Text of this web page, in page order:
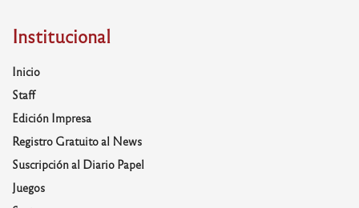
Institucional
Inicio
Staff
Edición Impresa
Registro Gratuito al News
Suscripción al Diario Papel
Juegos